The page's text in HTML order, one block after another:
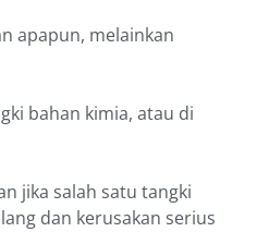
apapun, melainkan
bahan kimia, atau di
jika salah satu tangki
dan kerusakan serius